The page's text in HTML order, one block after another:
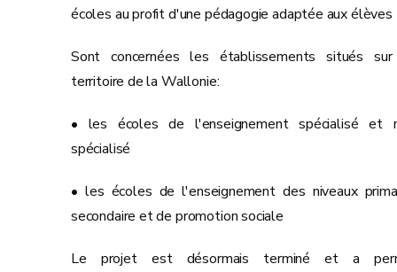
écoles au profit d'une pédagogie adaptée aux élèves
Sont concernées les établissements situés
territoire de la Wallonie:
• les écoles de l'enseignement spécialisé et
spécialisé
• les écoles de l'enseignement des niveaux
secondaire et de promotion sociale
Le projet est désormais terminé et a